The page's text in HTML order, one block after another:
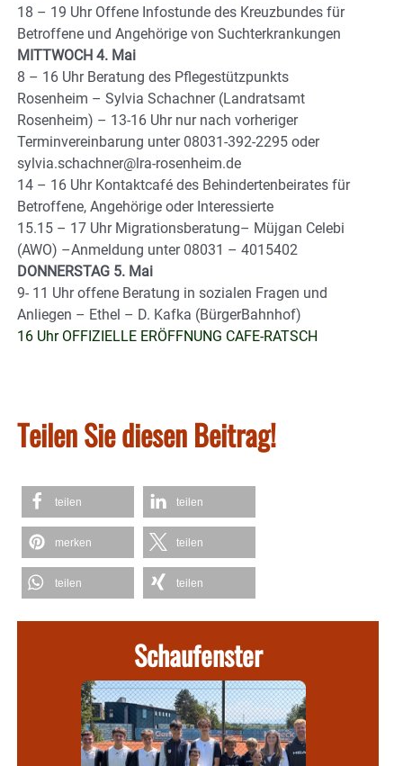
18 – 19 Uhr Offene Infostunde des Kreuzbundes für
Betroffene und Angehörige von Suchterkrankungen
MITTWOCH 4. Mai
8 – 16 Uhr Beratung des Pflegestützpunkts
Rosenheim – Sylvia Schachner (Landratsamt
Rosenheim) – 13-16 Uhr nur nach vorheriger
Terminvereinbarung unter 08031-392-2295 oder
sylvia.schachner@lra-rosenheim.de
14 – 16 Uhr Kontaktcafé des Behindertenbeirates für
Betroffene, Angehörige oder Interessierte
15.15 – 17 Uhr Migrationsberatung– Müjgan Celebi
(AWO) –Anmeldung unter 08031 – 4015402
DONNERSTAG 5. Mai
9- 11 Uhr offene Beratung in sozialen Fragen und
Anliegen – Ethel – D. Kafka (BürgerBahnhof)
16 Uhr OFFIZIELLE ERÖFFNUNG CAFE-RATSCH
Teilen Sie diesen Beitrag!
teilen teilen
merken teilen
teilen teilen
Schaufenster